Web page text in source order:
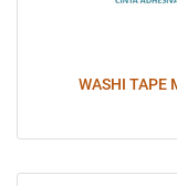
WASHI TAPE